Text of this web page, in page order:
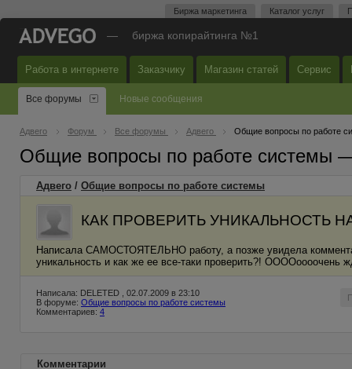
Биржа маркетинга Каталог услуг
— биржа копирайтинга №1
Работа в интернете Заказчику Магазин статей Сервис
Все форумы Новые сообщения
Адвего Форум Все форумы Адвего Общие вопросы по работе
Общие вопросы по работе системы
Адвего / Общие вопросы по работе системы
КАК ПРОВЕРИТЬ УНИКАЛЬНОСТЬ
Написала САМОСТОЯТЕЛЬНО работу, а позже увидела
уникальность и как же ее все-таки проверить?! ООООоооочень
Написала: DELETED , 02.07.2009 в 23:10
В форуме: Общие вопросы по работе системы
Комментариев: 4
Комментарии